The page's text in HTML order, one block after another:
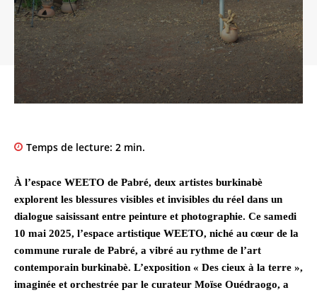
Temps de lecture: 2 min.
À l’espace WEETO de Pabré, deux artistes burkinabè
explorent les blessures visibles et invisibles du réel dans un
dialogue saisissant entre peinture et photographie. Ce samedi
10 mai 2025, l’espace artistique WEETO, niché au cœur de la
commune rurale de Pabré, a vibré au rythme de l’art
contemporain burkinabè. L’exposition « Des cieux à la terre »,
imaginée et orchestrée par le curateur Moïse Ouédraogo, a